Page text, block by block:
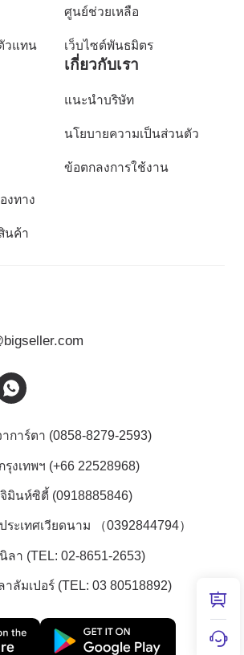
วแทน
งทาง
นค้า
ศูนย์ช่วยเหลือ
เว็บไซต์พันธมิตร
เกี่ยวกับเรา
แนะนำบริษัท
นโยบายความเป็นส่วนตัว
ข้อตกลงการใช้งาน
การ์ตา (0858-8279-2593)
รุงเทพฯ (+66 22528968)
มินห์ซิตี้ (0918885846)
ระเทศเวียดนาม （0392844794）
า (TEL: 02-8651-2653)
าลัมเปอร์ (TEL: 03 80518892)